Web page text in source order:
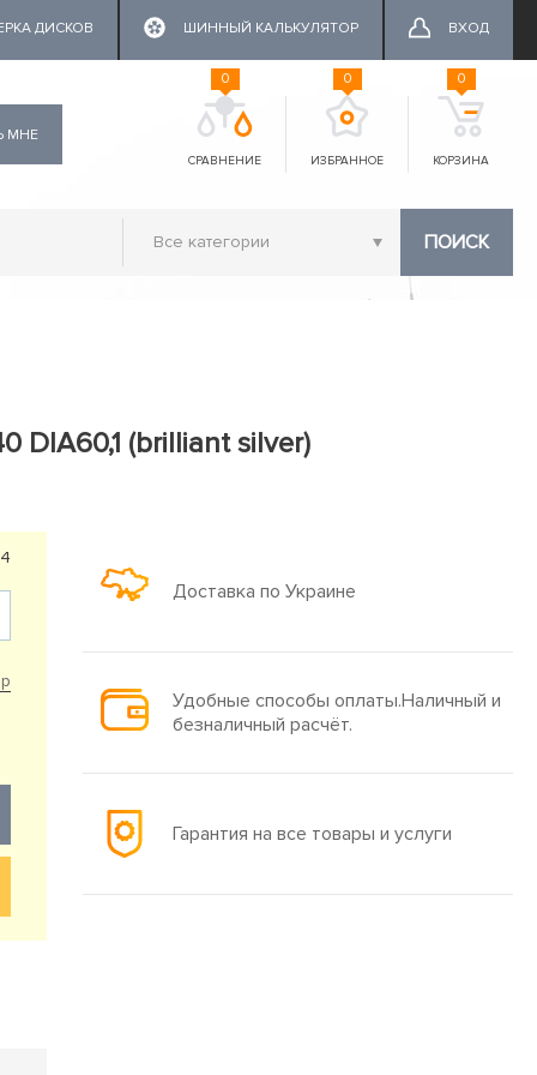
ДИСКОВ ШИННЫЙ КАЛЬКУЛЯТОР ВХОД
МНЕ
СРАВНЕНИЕ
0
ИЗБРАННОЕ
0
КОРЗИНА
0
ПОИСК
DIA60,1 (brilliant silver)
Доставка по Украине
Удобные способы оплаты.Наличный и
безналичный расчёт.
Гарантия на все товары и услуги